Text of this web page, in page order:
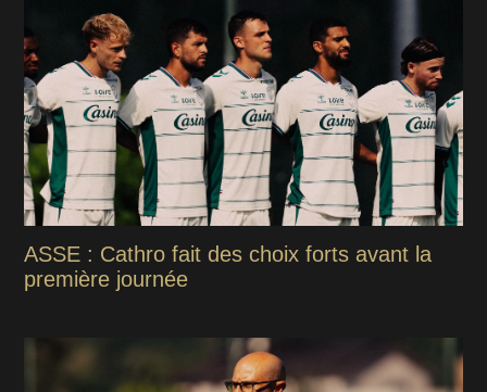
ASSE : Cathro fait des choix forts avant la
première journée